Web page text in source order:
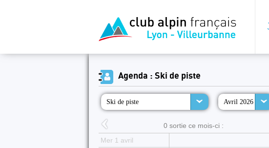
Agenda : Ski de piste
Ski de piste Avril 2026
0 sortie ce mois-ci :
Mer 1 avril